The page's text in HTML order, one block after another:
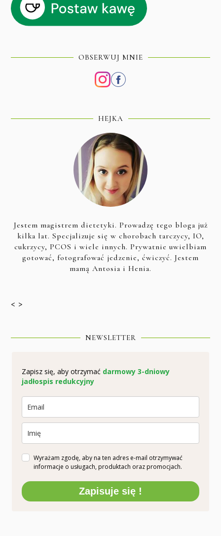
OBSERWUJ MNIE
HEJKA
Jestem magistrem dietetyki. Prowadzę tego bloga już
kilka lat. Specjalizuje się w chorobach tarczycy, IO,
cukrzycy, PCOS i wiele innych. Prywatnie uwielbiam
gotować, fotografować jedzenie, ćwiczyć. Jestem
mamą Antosia i Henia.
< >
NEWSLETTER
Zapisz się, aby otrzymać darmowy 3-dniowy
jadłospis redukcyjny
Wyrażam zgodę, aby na ten adres e-mail otrzymywać
informacje o usługach, produktach oraz promocjach.
Zapisuje się !